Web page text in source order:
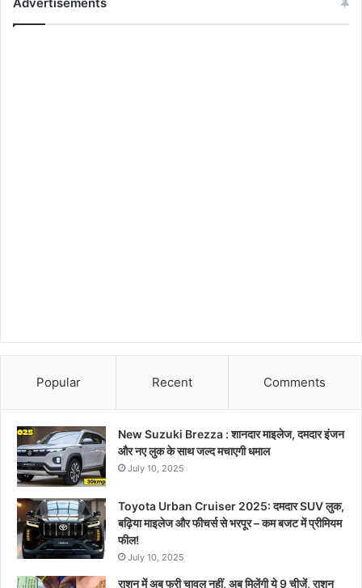
Advertisements
Popular Recent Comments
New Suzuki Brezza : शानदार माइलेज, दमदार इंजन
और नए लुक के साथ जल्द मचाएगी धमाल
July 10, 2025
Toyota Urban Cruiser 2025: दमदार SUV लुक,
बढ़िया माइलेज और फीचर्स से भरपूर – कम बजट में प्रीमियम
फील!
July 10, 2025
राशन में अब फ्री चावल नहीं, अब मिलेंगी ये 9 चीजें, राशन